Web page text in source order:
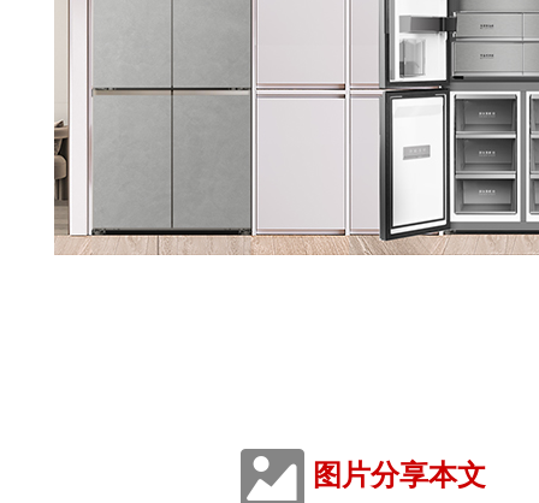
图片分享本文